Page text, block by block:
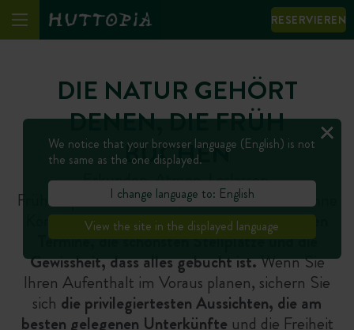
RESERVIEREN
DIE NATUR GEHÖRT
DENEN, DIE FRÜH
BUCHEN
Erkunden. Atmen. Loslassen.
Früh zu planen bedeutet, sich einen Urlaub ohne
Kompromisse zu gönnen:die Wahl der besten
Termine, die schönsten Stellplätze und die
Gewissheit, dass alles gebucht ist.Wenn Sie
Ihren Aufenthalt im Voraus planen, sichern Sie
sich die privilegiertesten Aussichten, die am
besten gelegenen Unterkünfte und die Freiheit
We notice that your browser language (English) is not
the same as the one displayed.
I change language to: English
View the site in the displayed language